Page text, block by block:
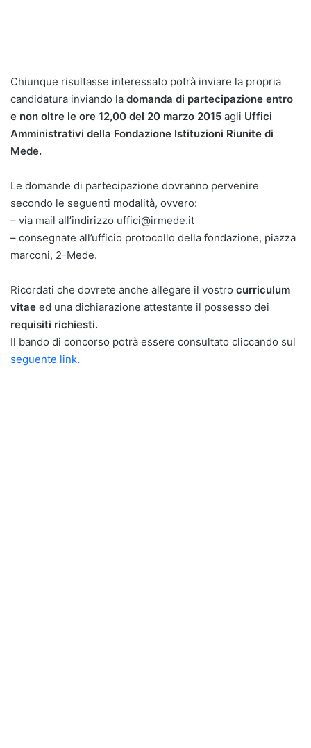
Chiunque risultasse interessato potrà inviare la propria
candidatura inviando la domanda di partecipazione entro
e non oltre le ore 12,00 del 20 marzo 2015 agli Uffici
Amministrativi della Fondazione Istituzioni Riunite di
Mede.
Le domande di partecipazione dovranno pervenire
secondo le seguenti modalità, ovvero:
– via mail all’indirizzo uffici@irmede.it
– consegnate all’ufficio protocollo della fondazione, piazza
marconi, 2-Mede.
Ricordati che dovrete anche allegare il vostro curriculum
vitae ed una dichiarazione attestante il possesso dei
requisiti richiesti.
Il bando di concorso potrà essere consultato cliccando sul
seguente link.